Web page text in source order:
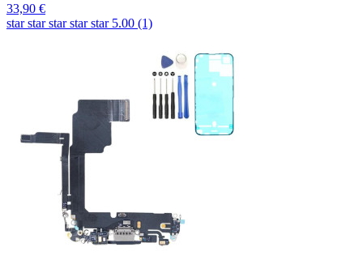
33,90 €
star star star star star 5.00 (1)